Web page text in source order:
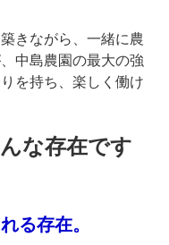
きながら、一緒に農
中島農園の最大の強
を持ち、楽しく働け
な存在です
る存在。